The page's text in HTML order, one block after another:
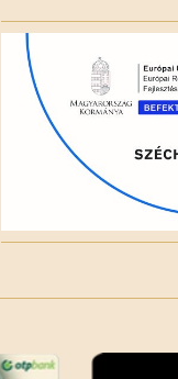
field
empty.